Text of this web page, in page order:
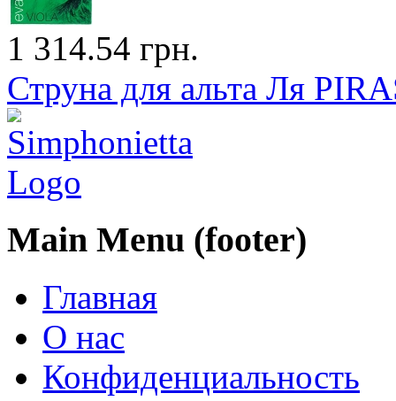
1 314.54 грн.
Струна для альта Ля
Main Menu (footer)
Главная
О нас
Конфиденциальность